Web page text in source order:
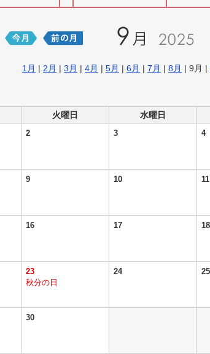
1月 | 2月 | 3月 | 4月 | 5月 | 6月 | 7月 | 8月 | 9月 |
火曜日 水曜日
2 3 4
9 10 11
16 17 18
23
秋分の日
24 25
30